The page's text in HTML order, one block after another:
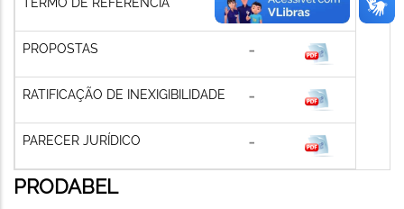
PROPOSTAS
RATIFICAÇÃO DE INEXIGIBILIDADE
PARECER JURÍDICO
PRODABEL